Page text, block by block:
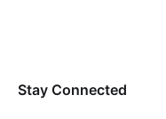
Stay Connected​